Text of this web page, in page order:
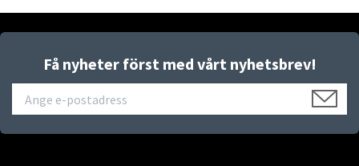
Få nyheter först med vårt nyhetsbrev!